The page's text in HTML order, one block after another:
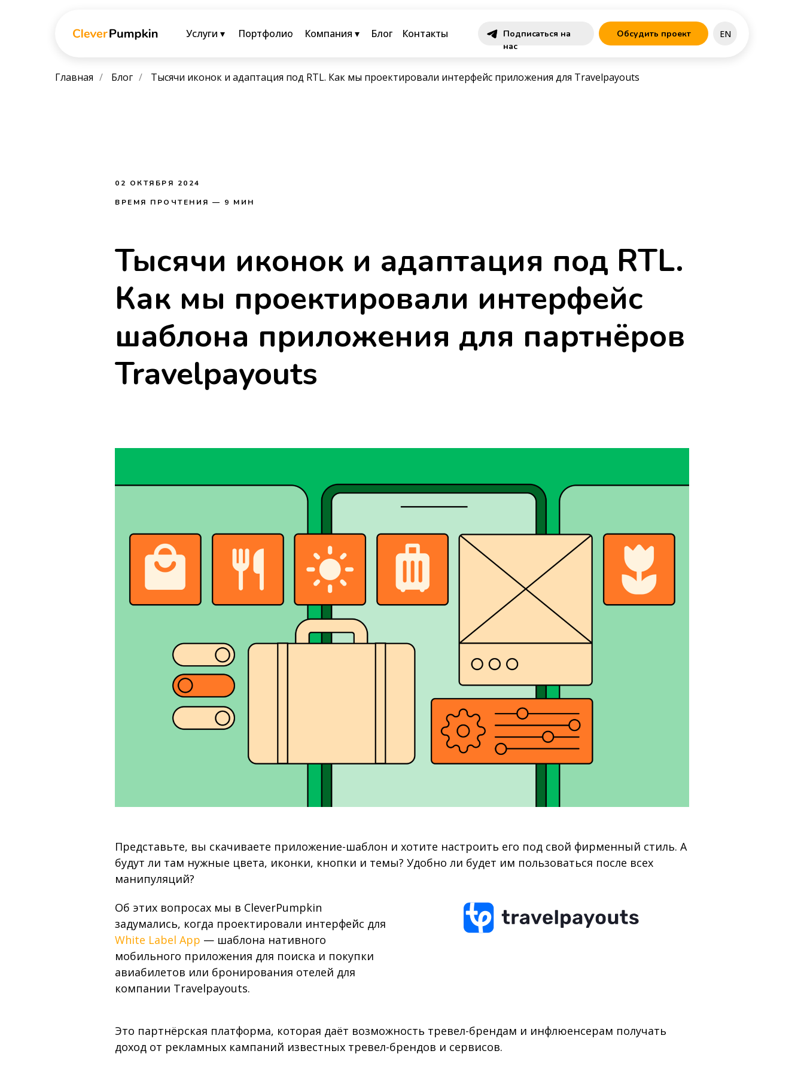
Услуги ▾ Портфолио Компания ▾ Блог Контакты EN
Обсудить проект
Подписаться на
нас
Главная / Блог / Тысячи иконок и адаптация под RTL. Как мы проектировали интерфейс приложения для Travelpayouts
02 ОКТЯБРЯ 2024
ВРЕМЯ ПРОЧТЕНИЯ — 9 МИН
Тысячи иконок и адаптация под RTL.
Как мы проектировали интерфейс
шаблона приложения для партнёров
Travelpayouts
Представьте, вы скачиваете приложение-шаблон и хотите настроить его под свой фирменный стиль. А
будут ли там нужные цвета, иконки, кнопки и темы? Удобно ли будет им пользоваться после всех
манипуляций?
Об этих вопросах мы в CleverPumpkin
задумались, когда проектировали интерфейс для
White Label App — шаблона нативного
мобильного приложения для поиска и покупки
авиабилетов или бронирования отелей для
компании Travelpayouts.
Это партнёрская платформа, которая даёт возможность тревел-брендам и инфлюенсерам получать
доход от рекламных кампаний известных тревел-брендов и сервисов.